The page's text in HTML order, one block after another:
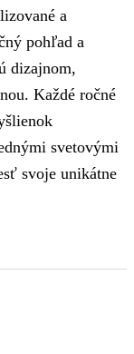
a
pohľad a
dizajnom,
Každé ročné
svetovými
svoje unikátne